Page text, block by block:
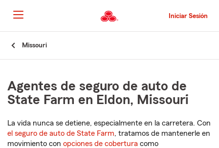
al
contenido
principal
Iniciar Sesión
Missouri
Agentes de seguro de auto de
State Farm en Eldon, Missouri
La vida nunca se detiene, especialmente en la carretera. Con
el seguro de auto de State Farm, tratamos de mantenerle en
movimiento con opciones de cobertura como